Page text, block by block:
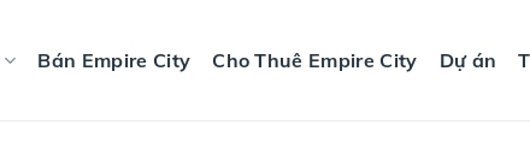
Bán Empire City Cho Thuê Empire City Dự án